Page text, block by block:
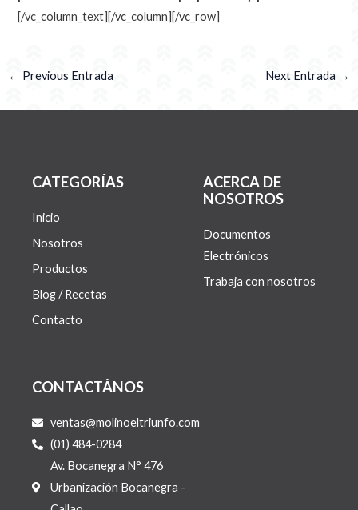
[/vc_column_text][/vc_column][/vc_row]
← Previous Entrada Next Entrada →
CATEGORÍAS
Inicio
Nosotros
Productos
Blog / Recetas
Contacto
ACERCA DE
NOSOTROS
Documentos
Electrónicos
Trabaja con nosotros
CONTACTÁNOS
ventas@molinoeltriunfo.com
(01) 484-0284
Av. Bocanegra N° 476
Urbanización Bocanegra -